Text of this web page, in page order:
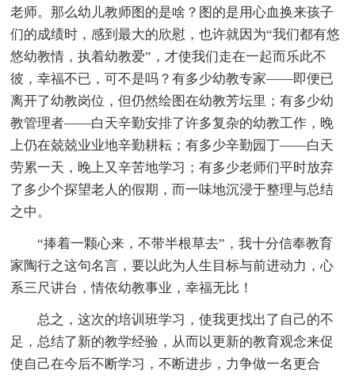
老师。那么幼儿教师图的是啥？图的是用心血换来孩子
们的成绩时，感到最大的欣慰，也许就因为“我们都有悠
悠幼教情，执着幼教爱”，才使我们走在一起而乐此不
彼，幸福不已，可不是吗？有多少幼教专家——即便已
离开了幼教岗位，但仍然绘图在幼教芳坛里；有多少幼
教管理者——白天辛勤安排了许多复杂的幼教工作，晚
上仍在兢兢业业地辛勤耕耘；有多少辛勤园丁——白天
劳累一天，晚上又辛苦地学习；有多少老师们平时放弃
了多少个探望老人的假期，而一味地沉浸于整理与总结
之中。
“捧着一颗心来，不带半根草去”，我十分信奉教育
家陶行之这句名言，要以此为人生目标与前进动力，心
系三尺讲台，情依幼教事业，幸福无比！
总之，这次的培训班学习，使我更找出了自己的不
足，总结了新的教学经验，从而以更新的教育观念来促
使自己在今后不断学习，不断进步，力争做一名更合